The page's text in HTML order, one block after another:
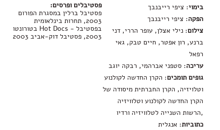
פסטיבלים ופרסים:
פסטיבל ברלין במסגרת הפורום
2003, תחרות בינלאומית
בפסטיבל - Hot Docs בטורונטו
2003, פסטיבל דוק-אביב 2003
בימוי: ציפי רייבנבך
הפקה: ציפי רייבנבך
צילום: נילי אצלן, עופר הררי, דני
ברנע, רון אפטר, חיים טבק, גאי
רפאל
עריכה: סטפני אברהמי, רבקה יוגב
גופים תומכים: הקרן החדשה לקולנוע
וטלויזיה, הקרן החברתית מיסודה של
הקרן החדשה לקולנוע וטלוויזיה
,הרשות השנייה לטלוויזיה ורדיו
כתוביות: אנגלית